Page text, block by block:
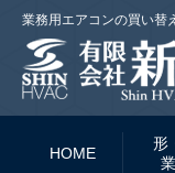
業務用エアコンの買い替
HOME
形